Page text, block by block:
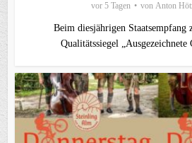
vor 5 Tagen von Anton
Beim diesjährigen Staatsempfang
Qualitätssiegel „Ausgezeichnete